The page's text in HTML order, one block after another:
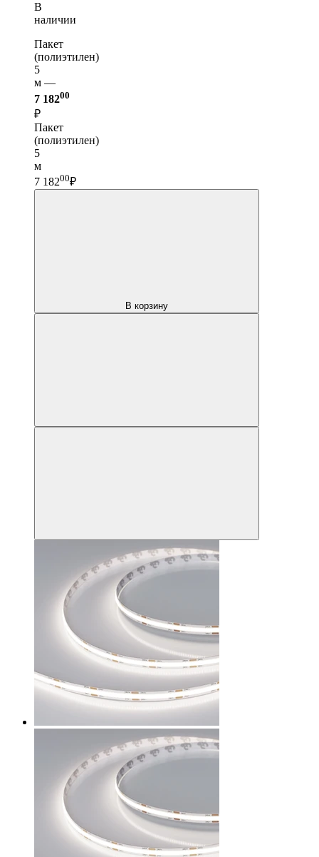
В
наличии
Пакет
(полиэтилен)
5
м —
7 18200
₽
Пакет
(полиэтилен)
5
м
7 18200₽
В корзину